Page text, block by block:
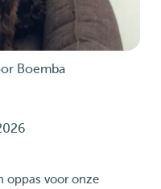
Boemba
oppas voor onze